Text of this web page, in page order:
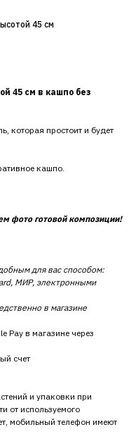
45 см
45 см в кашпо без
которая простоит и будет
кашпо.
фото готовой композиции!
для вас способом:
МИР, электронными
в магазине
Pay в магазине через
счет
и упаковки при
от используемого
мобильный телефон имеют